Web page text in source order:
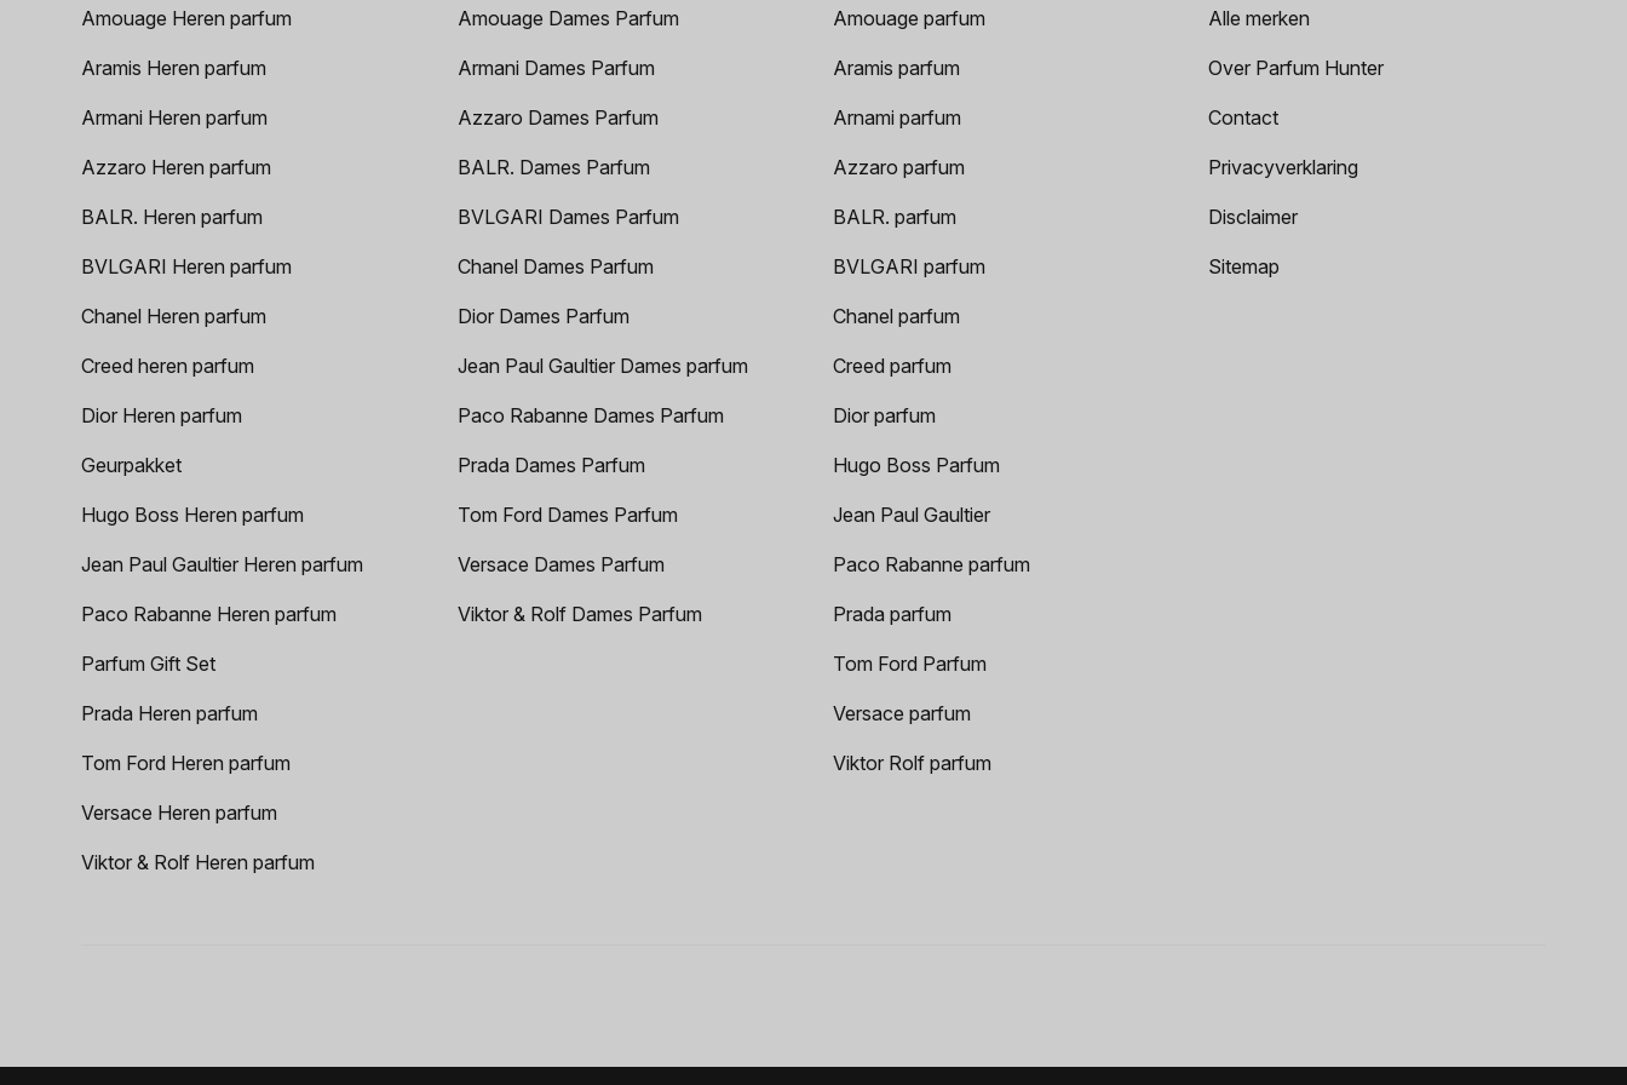
Amouage Heren parfum
Aramis Heren parfum
Armani Heren parfum
Azzaro Heren parfum
BALR. Heren parfum
BVLGARI Heren parfum
Chanel Heren parfum
Creed heren parfum
Dior Heren parfum
Geurpakket
Hugo Boss Heren parfum
Jean Paul Gaultier Heren parfum
Paco Rabanne Heren parfum
Parfum Gift Set
Prada Heren parfum
Tom Ford Heren parfum
Versace Heren parfum
Viktor & Rolf Heren parfum
Amouage Dames Parfum
Armani Dames Parfum
Azzaro Dames Parfum
BALR. Dames Parfum
BVLGARI Dames Parfum
Chanel Dames Parfum
Dior Dames Parfum
Jean Paul Gaultier Dames parfum
Paco Rabanne Dames Parfum
Prada Dames Parfum
Tom Ford Dames Parfum
Versace Dames Parfum
Viktor & Rolf Dames Parfum
Amouage parfum
Aramis parfum
Arnami parfum
Azzaro parfum
BALR. parfum
BVLGARI parfum
Chanel parfum
Creed parfum
Dior parfum
Hugo Boss Parfum
Jean Paul Gaultier
Paco Rabanne parfum
Prada parfum
Tom Ford Parfum
Versace parfum
Viktor Rolf parfum
Alle merken
Over Parfum Hunter
Contact
Privacyverklaring
Disclaimer
Sitemap